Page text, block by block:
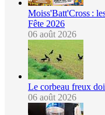
Moiss'Batt'Cross :
Fête 2026
06 août 2026
Le corbeau freux
06 août 2026